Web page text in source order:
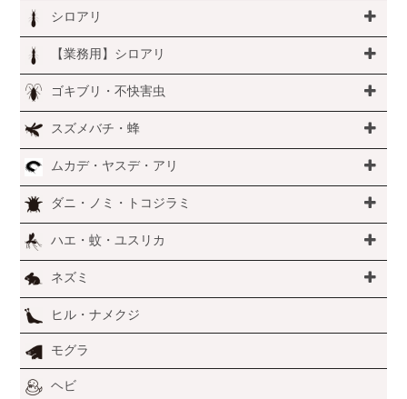
シロアリ
【業務用】シロアリ
ゴキブリ・不快害虫
スズメバチ・蜂
ムカデ・ヤスデ・アリ
ダニ・ノミ・トコジラミ
ハエ・蚊・ユスリカ
ネズミ
ヒル・ナメクジ
モグラ
ヘビ